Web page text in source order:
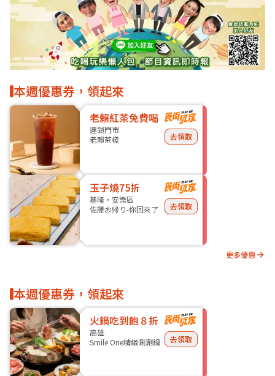
本週優惠券，領起來
老賴紅茶免費喝
連鎖門市
老賴茶棧
去領取
玉子燒75折
基隆・安樂區
佐藤お帰り-你回來了
去領取
更多優惠
本週優惠券，領起來
火鍋吃到飽８折
高雄
Smile One精緻涮涮鍋
去領取